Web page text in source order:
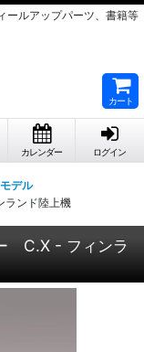
ールアップパーツ、書籍等
カート
カレンダー ログイン
デル
ンド陸上機
C.X - フィンラ